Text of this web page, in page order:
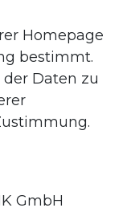
Homepage
bestimmt.
Daten zu
GmbH